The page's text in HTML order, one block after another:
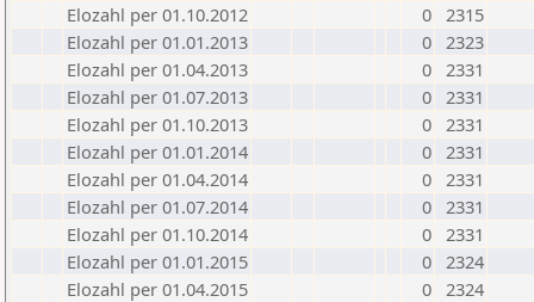
Elozahl per 01.10.2012
0 2315
Elozahl per 01.01.2013
0 2323
Elozahl per 01.04.2013
0 2331
Elozahl per 01.07.2013
0 2331
Elozahl per 01.10.2013
0 2331
Elozahl per 01.01.2014
0 2331
Elozahl per 01.04.2014
0 2331
Elozahl per 01.07.2014
0 2331
Elozahl per 01.10.2014
0 2331
Elozahl per 01.01.2015
0 2324
Elozahl per 01.04.2015
0 2324